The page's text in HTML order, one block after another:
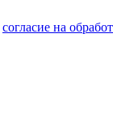
согласие на